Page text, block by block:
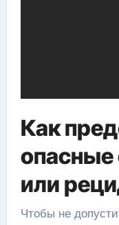
Как
или
Чтобы не